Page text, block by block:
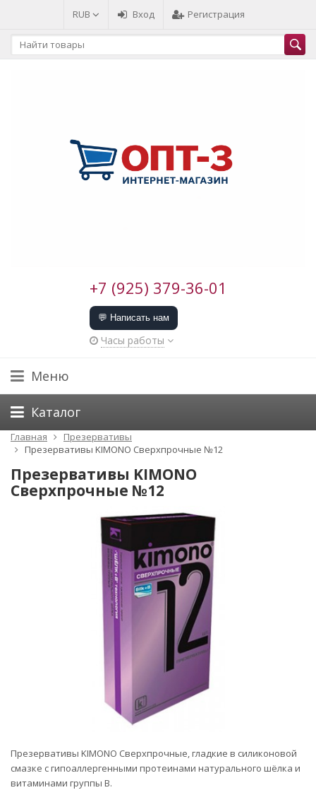
RUB Вход Регистрация
+7 (925) 379-36-01
💬 Написать нам
Часы работы
Меню
Каталог
Главная
Презервативы
Презервативы KIMONO Сверхпрочные №12
Презервативы KIMONO
Сверхпрочные №12
Презервативы KIMONO Cверхпрочные, гладкие в силиконовой
смазке с гипоаллергенными протеинами натурального шёлка и
витаминами группы B.